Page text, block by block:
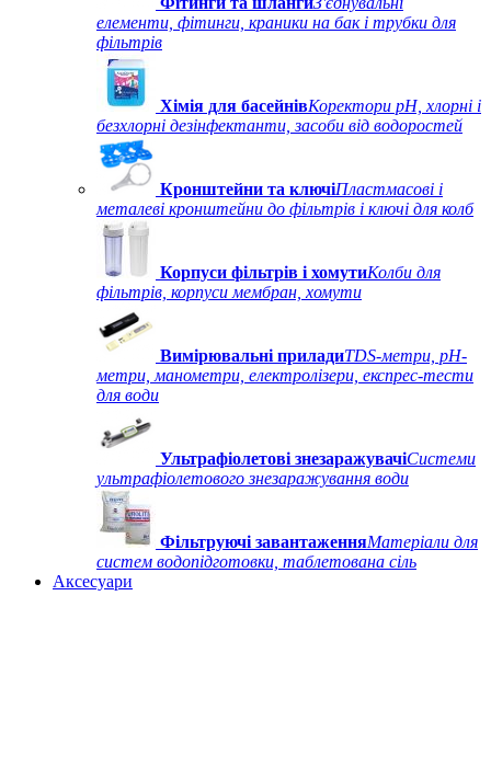
елементи, фітинги, краники на бак і трубки для
фільтрів
Хімія для басейнівКоректори рН, хлорні і
безхлорні дезінфектанти, засоби від водоростей
Кронштейни та ключіПластмасові і
металеві кронштейни до фільтрів і ключі для колб
Корпуси фільтрів і хомутиКолби для
фільтрів, корпуси мембран, хомути
Вимірювальні приладиTDS-метри, рН-
метри, манометри, електролізери, експрес-тести
для води
Ультрафіолетові знезаражувачіСистеми
ультрафіолетового знезаражування води
Фільтруючі завантаженняМатеріали для
систем водопідготовки, таблетована сіль
Аксесуари